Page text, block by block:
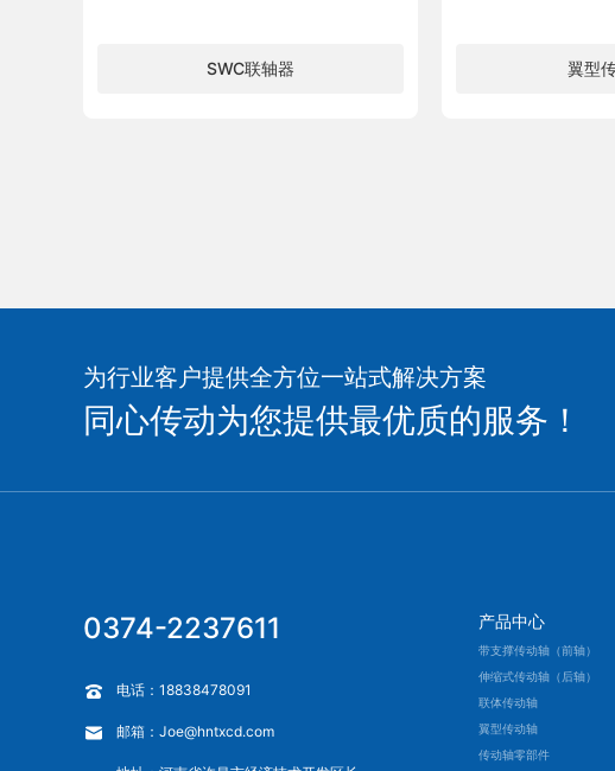
SWC联轴器 翼型
为行业客户提供全方位一站式解决方案
同心传动为您提供最优质的服务！
0374-2237611
电话：18838478091
邮箱：Joe@hntxcd.com
产品中心
带支撑传动轴（前轴）
伸缩式传动轴（后轴）
联体传动轴
翼型传动轴
传动轴零部件